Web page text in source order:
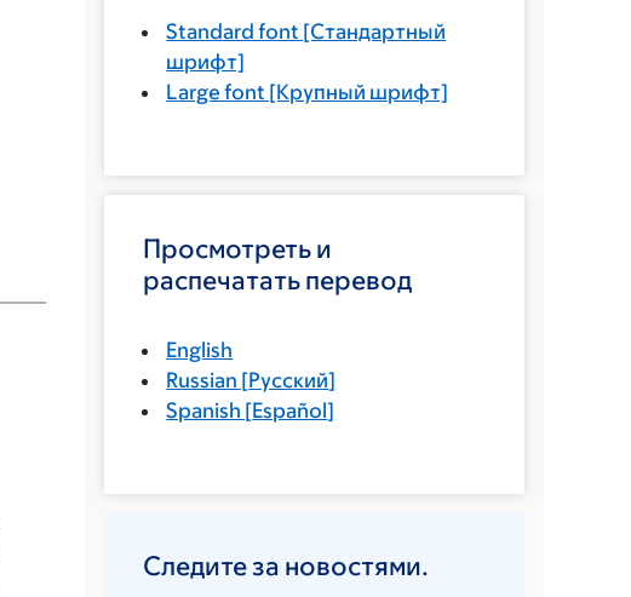
Standard font [Стандартный
шрифт]
Large font [Крупный шрифт]
Просмотреть и
распечатать перевод
English
Russian [Русский]
Spanish [Español]
Следите за новостями.